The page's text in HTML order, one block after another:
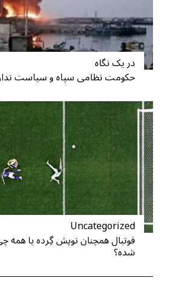
در یک نگاه
حکومت نظامی سپاه و سیاست
Uncategorized
فوتبال همچنان توپش گِرده یا همه
شده؟
S
e
a
r
c
f